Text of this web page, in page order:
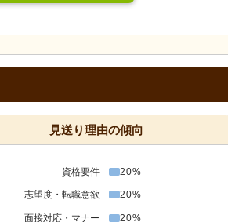
見送り理由の傾向
資格要件 20%
志望度・転職意欲 20%
面接対応・マナー 20%